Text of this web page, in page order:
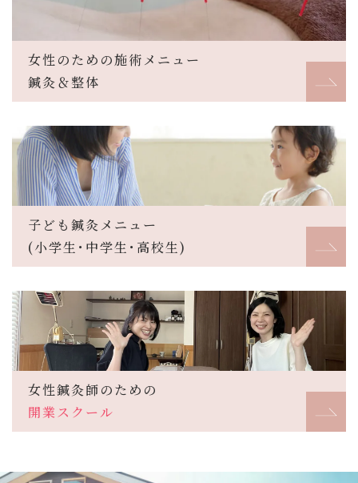
女性のための施術メニュー
鍼灸＆整体
子ども鍼灸メニュー
(小学生･中学生･高校生)
女性鍼灸師のための
開業スクール